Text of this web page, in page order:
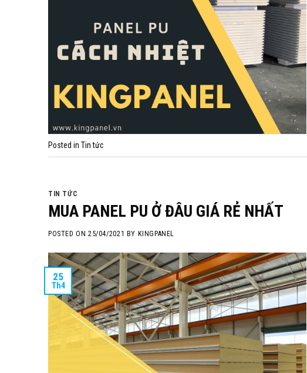
Posted in Tin tức
TIN TỨC
MUA PANEL PU Ở ĐÂU GIÁ RẺ NHẤT
POSTED ON25/04/2021 BY KINGPANEL
25
Th4